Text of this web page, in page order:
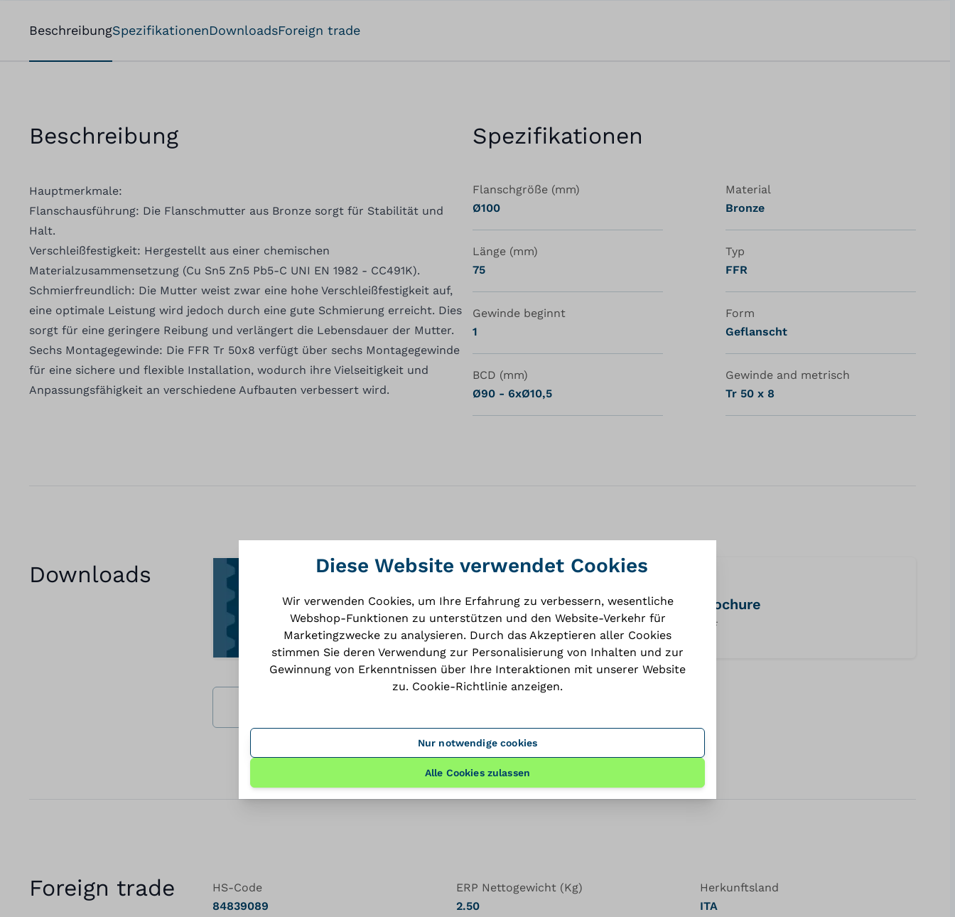
BeschreibungSpezifikationenDownloadsForeign trade
Beschreibung
Hauptmerkmale:
Flanschausführung: Die Flanschmutter aus Bronze sorgt für Stabilität und
Halt.
Verschleißfestigkeit: Hergestellt aus einer chemischen
Materialzusammensetzung (Cu Sn5 Zn5 Pb5-C UNI EN 1982 - CC491K).
Schmierfreundlich: Die Mutter weist zwar eine hohe Verschleißfestigkeit auf,
eine optimale Leistung wird jedoch durch eine gute Schmierung erreicht. Dies
sorgt für eine geringere Reibung und verlängert die Lebensdauer der Mutter.
Sechs Montagegewinde: Die FFR Tr 50x8 verfügt über sechs Montagegewinde
für eine sichere und flexible Installation, wodurch ihre Vielseitigkeit und
Anpassungsfähigkeit an verschiedene Aufbauten verbessert wird.
Spezifikationen
Flanschgröße (mm)
Ø100
Material
Bronze
Länge (mm)
75
Typ
FFR
Gewinde beginnt
1
Form
Geflanscht
BCD (mm)
Ø90 - 6xØ10,5
Gewinde and metrisch
Tr 50 x 8
Downloads
dataSheet
PDF
brochure
PDF
Foreign trade
HS-Code
84839089
ERP Nettogewicht (Kg)
2.50
Herkunftsland
ITA
Diese Website verwendet Cookies
Wir verwenden Cookies, um Ihre Erfahrung zu verbessern, wesentliche
Webshop-Funktionen zu unterstützen und den Website-Verkehr für
Marketingzwecke zu analysieren. Durch das Akzeptieren aller Cookies
stimmen Sie deren Verwendung zur Personalisierung von Inhalten und zur
Gewinnung von Erkenntnissen über Ihre Interaktionen mit unserer Website
zu. Cookie-Richtlinie anzeigen.
Nur notwendige cookies
Alle Cookies zulassen